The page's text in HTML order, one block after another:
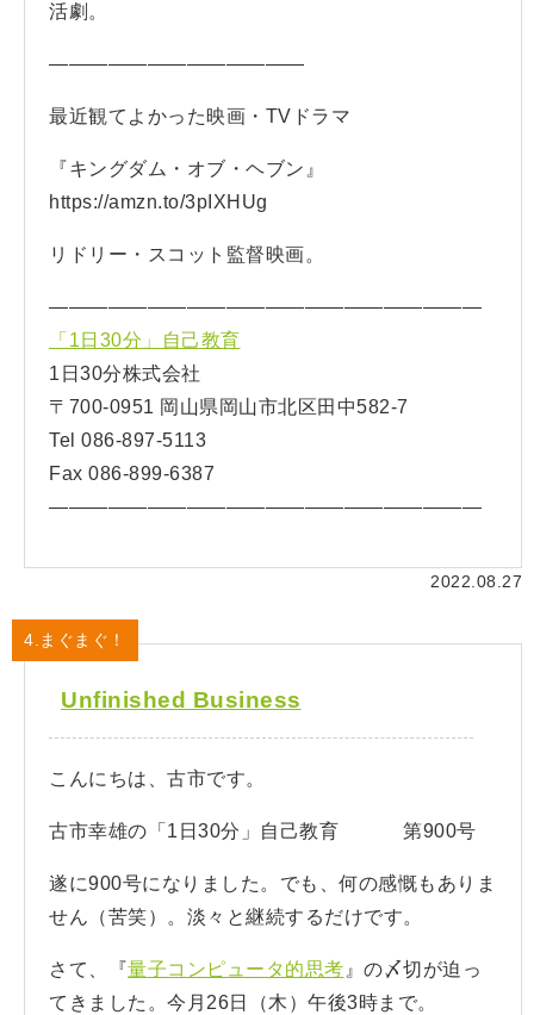
活劇。
—————————————
最近観てよかった映画・TVドラマ
『キングダム・オブ・ヘブン』
https://amzn.to/3pIXHUg
リドリー・スコット監督映画。
——————————————————————
「1日30分」自己教育
1日30分株式会社
〒700-0951 岡山県岡山市北区田中582-7
Tel 086-897-5113
Fax 086-899-6387
——————————————————————
2022.08.27
4.まぐまぐ！
Unfinished Business
こんにちは、古市です。
古市幸雄の「1日30分」自己教育 第900号
遂に900号になりました。でも、何の感慨もありま
せん（苦笑）。淡々と継続するだけです。
さて、『量子コンピュータ的思考 』の〆切が迫っ
てきました。今月26日（木）午後3時まで。